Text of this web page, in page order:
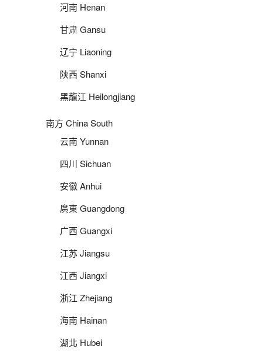
河南 Henan
甘肃 Gansu
辽宁 Liaoning
陕西 Shanxi
黑龍江 Heilongjiang
南方 China South
云南 Yunnan
四川 Sichuan
安徽 Anhui
廣東 Guangdong
广西 Guangxi
江苏 Jiangsu
江西 Jiangxi
浙江 Zhejiang
海南 Hainan
湖北 Hubei